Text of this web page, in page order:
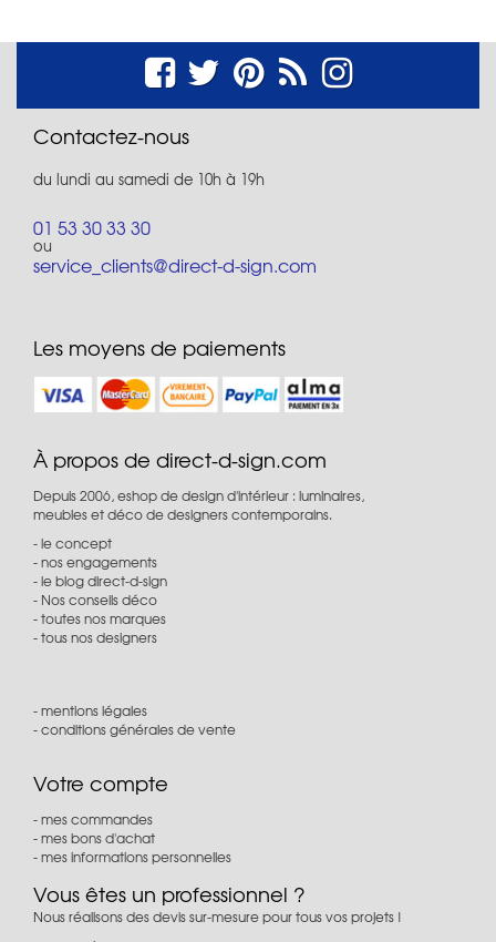
Contactez-nous
du lundi au samedi de 10h à 19h
01 53 30 33 30
ou
service_clients@direct-d-sign.com
Les moyens de paiements
À propos de direct-d-sign.com
Depuis 2006, eshop de design d'intérieur : luminaires,
meubles et déco de designers contemporains.
le concept
nos engagements
le blog direct-d-sign
Nos conseils déco
toutes nos marques
tous nos designers
mentions légales
conditions générales de vente
Votre compte
mes commandes
mes bons d'achat
mes informations personnelles
Vous êtes un professionnel ?
Nous réalisons des devis sur-mesure pour tous vos projets !